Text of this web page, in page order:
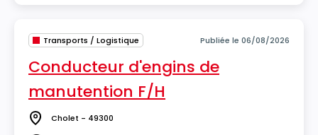
Transports / Logistique Publiée le 06/08/2026
Conducteur d'engins de
manutention F/H
Lieu Cholet - 49300